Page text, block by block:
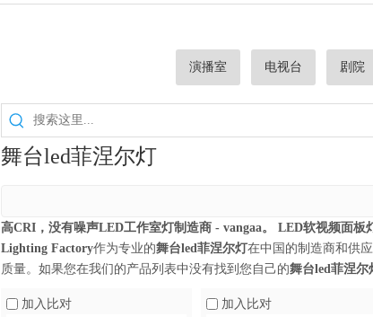
演播室 电视台 剧院
舞台led菲涅尔灯
高CRI，没有噪声LED工作室灯制造商 - vangaa。 LED软视频面
Lighting Factory作为专业的舞台led菲涅尔灯在中国的制造商和供
质量。如果您在我们的产品列表中没有找到您自己的舞台led菲涅尔
加入比对 加入比对